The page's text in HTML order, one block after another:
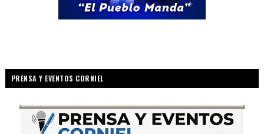
PRENSA Y EVENTOS CORNIEL